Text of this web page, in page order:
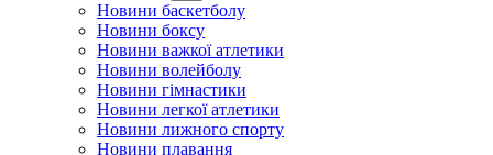
Новини баскетболу
Новини боксу
Новини важкої атлетики
Новини волейболу
Новини гімнастики
Новини легкої атлетики
Новини лижного спорту
Новини плавання